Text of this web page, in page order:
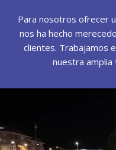
Para nosotros ofrecer
nos ha hecho
clientes. Trabajamos
nuestra